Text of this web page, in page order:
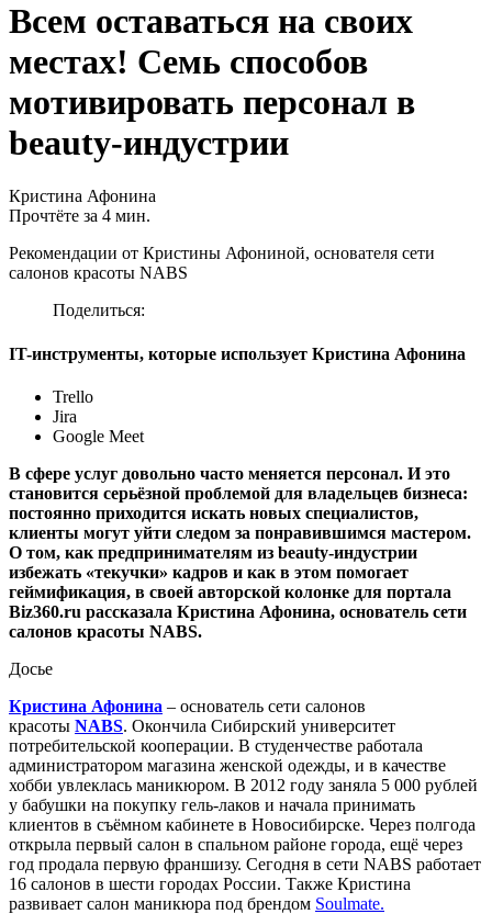
Всем оставаться на своих
местах! Семь способов
мотивировать персонал в
beauty-индустрии
Кристина Афонина
Прочтёте за 4 мин.
Рекомендации от Кристины Афониной, основателя сети
салонов красоты NABS
Поделиться:
IT-инструменты, которые использует Кристина Афонина
Trello
Jira
Google Meet
В сфере услуг довольно часто меняется персонал. И это
становится серьёзной проблемой для владельцев бизнеса:
постоянно приходится искать новых специалистов,
клиенты могут уйти следом за понравившимся мастером.
О том, как предпринимателям из beauty-индустрии
избежать «текучки» кадров и как в этом помогает
геймификация, в своей авторской колонке для портала
Biz360.ru рассказала Кристина Афонина, основатель сети
салонов красоты NABS.
Досье
Кристина Афонина – основатель сети салонов
красоты NABS. Окончила Сибирский университет
потребительской кооперации. В студенчестве работала
администратором магазина женской одежды, и в качестве
хобби увлеклась маникюром. В 2012 году заняла 5 000 рублей
у бабушки на покупку гель-лаков и начала принимать
клиентов в съёмном кабинете в Новосибирске. Через полгода
открыла первый салон в спальном районе города, ещё через
год продала первую франшизу. Сегодня в сети NABS работает
16 салонов в шести городах России. Также Кристина
развивает салон маникюра под брендом Soulmate.